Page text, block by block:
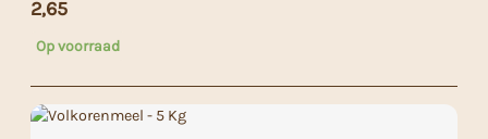
2,65
Op voorraad